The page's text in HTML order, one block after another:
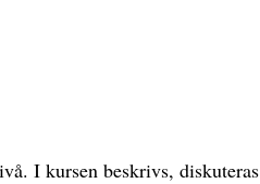
I kursen beskrivs, diskuteras